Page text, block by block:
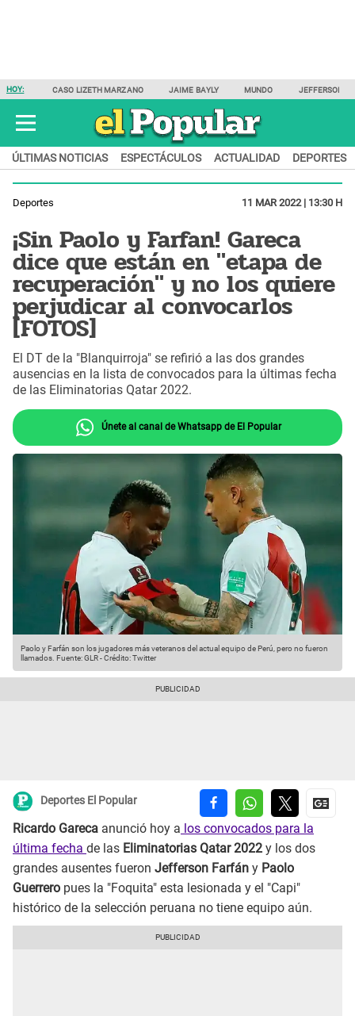
HOY: CASO LIZETH MARZANO JAIME BAYLY MUNDO JEFFERSON
ÚLTIMAS NOTICIAS ESPECTÁCULOS ACTUALIDAD DEPORTES
Deportes 11 MAR 2022 | 13:30 H
¡Sin Paolo y Farfan! Gareca
dice que están en "etapa de
recuperación" y no los quiere
perjudicar al convocarlos
[FOTOS]
El DT de la "Blanquirroja" se refirió a las dos grandes
ausencias en la lista de convocados para la últimas fecha
de las Eliminatorias Qatar 2022.
Únete al canal de Whatsapp de El Popular
Paolo y Farfán son los jugadores más veteranos del actual equipo de Perú, pero no fueron
llamados. Fuente: GLR-Crédito: Twitter
Deportes El Popular
Ricardo Gareca anunció hoy a los convocados para la
última fecha de las Eliminatorias Qatar 2022 y los dos
grandes ausentes fueron Jefferson Farfán y Paolo
Guerrero pues la "Foquita" esta lesionada y el "Capi"
histórico de la selección peruana no tiene equipo aún.